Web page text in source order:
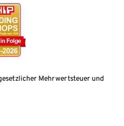
Mehrwertsteuer und